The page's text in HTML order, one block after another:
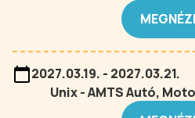
2027.03.19. - 2027.03.21.
Unix - AMTS Autó,